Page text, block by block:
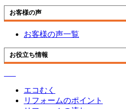
お客様の声
お客様の声一覧
お役立ち情報
エコむく
リフォームのポイント